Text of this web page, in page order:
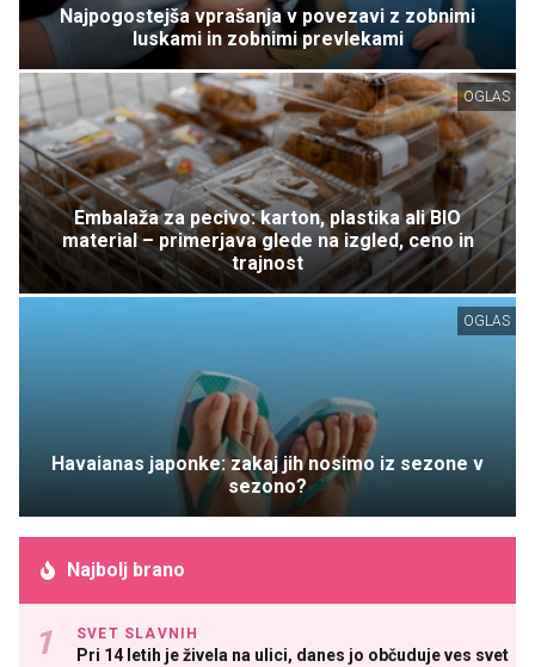
Najpogostejša vprašanja v povezavi z zobnimi
luskami in zobnimi prevlekami
OGLAS
Embalaža za pecivo: karton, plastika ali BIO
material – primerjava glede na izgled, ceno in
trajnost
OGLAS
Havaianas japonke: zakaj jih nosimo iz sezone v
sezono?
Najbolj brano
SVET SLAVNIH
Pri 14 letih je živela na ulici, danes jo občuduje ves svet